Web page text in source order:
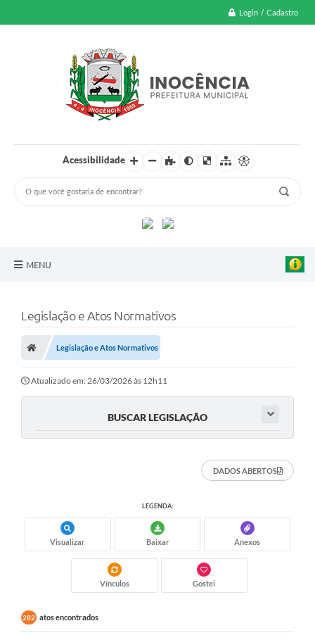
Login / Cadastro
Acessibilidade
MENU
Poder Executivo
Transparência Pública
Notícias
Diário Oficial
Cartas de Serviços
Divida Ativa
Plano de Capacitação
Legislação e Atos Normativos
Legislação e Atos Normativos
Atualizado em: 26/03/2026 às 12h11
BUSCAR LEGISLAÇÃO
DADOS ABERTOS
LEGENDA:
Visualizar Baixar Anexos
Vínculos Gostei
282 atos encontrados